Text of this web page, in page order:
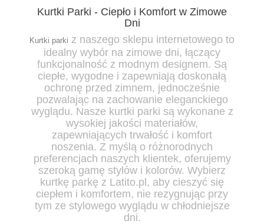
Kurtki Parki - Ciepło i Komfort w Zimowe
Dni
Kurtki parki z naszego sklepu internetowego to
idealny wybór na zimowe dni, łączący
funkcjonalność z modnym designem. Są
ciepłe, wygodne i zapewniają doskonałą
ochronę przed zimnem, jednocześnie
pozwalając na zachowanie eleganckiego
wyglądu. Nasze kurtki parki są wykonane z
wysokiej jakości materiałów,
zapewniających trwałość i komfort
noszenia. Z myślą o różnorodnych
preferencjach naszych klientek, oferujemy
szeroką gamę stylów i kolorów. Wybierz
kurtkę parkę z Latito.pl, aby cieszyć się
ciepłem i komfortem, nie rezygnując przy
tym ze stylowego wyglądu w chłodniejsze
dni.